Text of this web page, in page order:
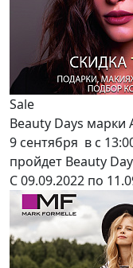
Sale
Beauty Days марки
9 сентября в с
пройдет Beauty
С 09.09.2022 по